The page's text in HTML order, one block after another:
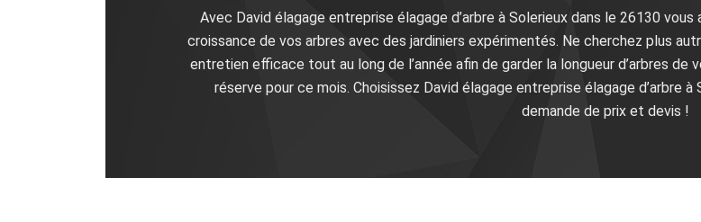
Avec David élagage entreprise élagage d’arbre à Solerieux dans le 26130
croissance de vos arbres avec des jardiniers expérimentés. Ne cherchez plus
entretien efficace tout au long de l’année afin de garder la longueur d’arbres
réserve pour ce mois. Choisissez David élagage entreprise élagage d’arbre
demande de prix et devis !